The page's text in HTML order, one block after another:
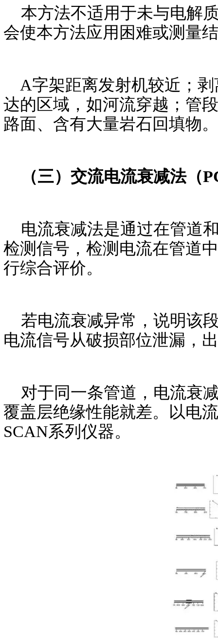
本方法不适用于未与电解
会使本方法应用困难或测量
A字架距离发射机较近；剥
达的区域，如河流穿越；管
路面、含有大量岩石回填物。
（三）交流电流衰减法（
电流衰减法是通过在管道
检测信号，检测电流在管道
行综合评价。
若电流衰减异常，说明该
电流信号从破损部位泄漏，
对于同一条管道，电流衰
覆盖层绝缘性能就差。以电
SCAN系列仪器。